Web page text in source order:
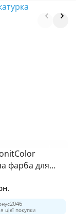
фарба для
2046
цієї покупки